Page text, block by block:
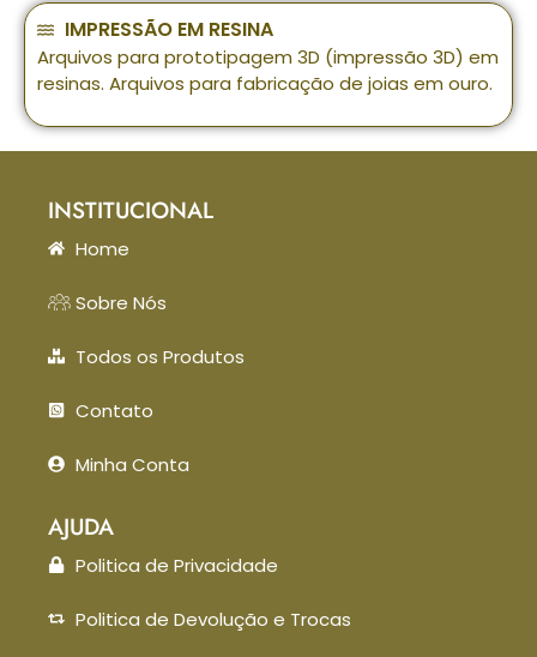
IMPRESSÃO EM RESINA
Arquivos para prototipagem 3D (impressão 3D) em
resinas. Arquivos para fabricação de joias em ouro.
INSTITUCIONAL
Home
Sobre Nós
Todos os Produtos
Contato
Minha Conta
AJUDA
Politica de Privacidade
Politica de Devolução e Trocas